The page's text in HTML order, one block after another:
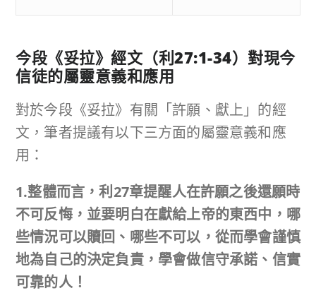
今段《妥拉》經文（利27:1-34）對現今
信徒的屬靈意義和應用
對於今段《妥拉》有關「許願、獻上」的經
文，筆者提議有以下三方面的屬靈意義和應
用：
1.整體而言，利27章提醒人在許願之後還願時
不可反悔，並要明白在獻給上帝的東西中，哪
些情況可以贖回、哪些不可以，從而學會謹慎
地為自己的決定負責，學會做信守承諾、信實
可靠的人！